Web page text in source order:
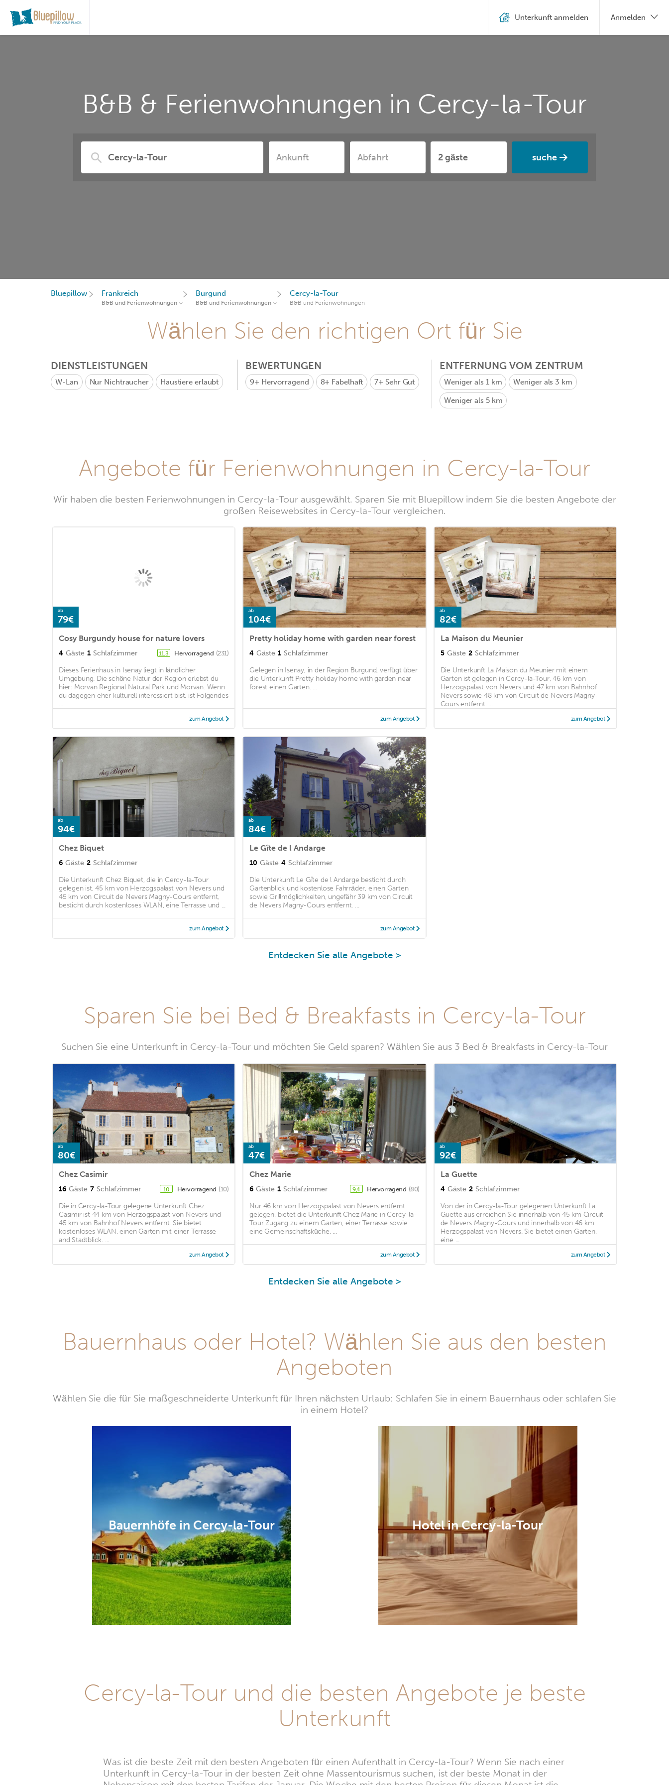
B&B & Ferienwohnungen in Cercy-la-Tour
suche
Unterkunft anmelden Anmelden
Bluepillow Frankreich
B&B und Ferienwohnungen
Burgund
B&B und Ferienwohnungen
Cercy-la-Tour
B&B und Ferienwohnungen
Wählen Sie den richtigen Ort für Sie
DIENSTLEISTUNGEN
W-Lan Nur Nichtraucher Haustiere erlaubt
BEWERTUNGEN
9+ Hervorragend 8+ Fabelhaft 7+ Sehr Gut
ENTFERNUNG VOM ZENTRUM
Weniger als 1 km Weniger als 3 km
Weniger als 5 km
Angebote für Ferienwohnungen in Cercy-la-Tour
Wir haben die besten Ferienwohnungen in Cercy-la-Tour ausgewählt. Sparen Sie mit Bluepillow indem Sie die besten Angebote der
großen Reisewebsites in Cercy-la-Tour vergleichen.
ab
79€
Cosy Burgundy house for nature lovers
4 Gäste 1 Schlafzimmer 11,3 Hervorragend (231)
Dieses Ferienhaus in Isenay liegt in ländlicher
Umgebung. Die schöne Natur der Region erlebst du
hier: Morvan Regional Natural Park und Morvan. Wenn
du dagegen eher kulturell interessiert bist, ist Folgendes
...
zum Angebot
ab
104€
Pretty holiday home with garden near forest
4 Gäste 1 Schlafzimmer
Gelegen in Isenay, in der Region Burgund, verfügt über
die Unterkunft Pretty holiday home with garden near
forest einen Garten. ...
zum Angebot
ab
82€
La Maison du Meunier
5 Gäste 2 Schlafzimmer
Die Unterkunft La Maison du Meunier mit einem
Garten ist gelegen in Cercy-la-Tour, 46 km von
Herzogspalast von Nevers und 47 km von Bahnhof
Nevers sowie 48 km von Circuit de Nevers Magny-
Cours entfernt. ...
zum Angebot
ab
94€
Chez Biquet
6 Gäste 2 Schlafzimmer
Die Unterkunft Chez Biquet, die in Cercy-la-Tour
gelegen ist, 45 km von Herzogspalast von Nevers und
45 km von Circuit de Nevers Magny-Cours entfernt,
besticht durch kostenloses WLAN, eine Terrasse und ...
zum Angebot
ab
84€
Le Gîte de l Andarge
10 Gäste 4 Schlafzimmer
Die Unterkunft Le Gîte de l Andarge besticht durch
Gartenblick und kostenlose Fahrräder, einen Garten
sowie Grillmöglichkeiten, ungefähr 39 km von Circuit
de Nevers Magny-Cours entfernt. ...
zum Angebot
Entdecken Sie alle Angebote >
Sparen Sie bei Bed & Breakfasts in Cercy-la-Tour
Suchen Sie eine Unterkunft in Cercy-la-Tour und möchten Sie Geld sparen? Wählen Sie aus 3 Bed & Breakfasts in Cercy-la-Tour
ab
80€
Chez Casimir
16 Gäste 7 Schlafzimmer 10 Hervorragend (10)
Die in Cercy-la-Tour gelegene Unterkunft Chez
Casimir ist 44 km von Herzogspalast von Nevers und
45 km von Bahnhof Nevers entfernt. Sie bietet
kostenloses WLAN, einen Garten mit einer Terrasse
and Stadtblick. ...
zum Angebot
ab
47€
Chez Marie
6 Gäste 1 Schlafzimmer 9,4 Hervorragend (80)
Nur 46 km von Herzogspalast von Nevers entfernt
gelegen, bietet die Unterkunft Chez Marie in Cercy-la-
Tour Zugang zu einem Garten, einer Terrasse sowie
eine Gemeinschaftsküche. ...
zum Angebot
ab
92€
La Guette
4 Gäste 2 Schlafzimmer
Von der in Cercy-la-Tour gelegenen Unterkunft La
Guette aus erreichen Sie innerhalb von 45 km Circuit
de Nevers Magny-Cours und innerhalb von 46 km
Herzogspalast von Nevers. Sie bietet einen Garten,
eine ...
zum Angebot
Entdecken Sie alle Angebote >
Bauernhaus oder Hotel? Wählen Sie aus den besten
Angeboten
Wählen Sie die für Sie maßgeschneiderte Unterkunft für Ihren nächsten Urlaub: Schlafen Sie in einem Bauernhaus oder schlafen Sie
in einem Hotel?
Bauernhöfe in Cercy-la-Tour Hotel in Cercy-la-Tour
Cercy-la-Tour und die besten Angebote je beste
Unterkunft
Was ist die beste Zeit mit den besten Angeboten für einen Aufenthalt in Cercy-la-Tour? Wenn Sie nach einer
Unterkunft in Cercy-la-Tour in der besten Zeit ohne Massentourismus suchen, ist der beste Monat in der